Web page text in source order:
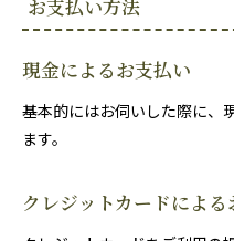
お支払い方法
現金によるお支払い
基本的にはお伺いした際に、
ます。
クレジットカードによる